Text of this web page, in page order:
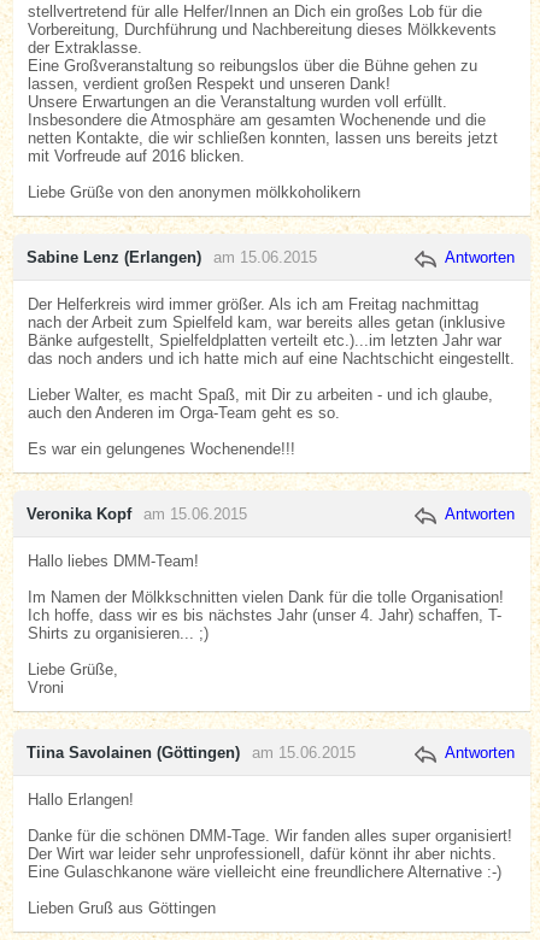
stellvertretend für alle Helfer/Innen an Dich ein großes Lob für die
Vorbereitung, Durchführung und Nachbereitung dieses Mölkkevents
der Extraklasse.
Eine Großveranstaltung so reibungslos über die Bühne gehen zu
lassen, verdient großen Respekt und unseren Dank!
Unsere Erwartungen an die Veranstaltung wurden voll erfüllt.
Insbesondere die Atmosphäre am gesamten Wochenende und die
netten Kontakte, die wir schließen konnten, lassen uns bereits jetzt
mit Vorfreude auf 2016 blicken.
Liebe Grüße von den anonymen mölkkoholikern
Sabine Lenz (Erlangen) am 15.06.2015 Antworten
Der Helferkreis wird immer größer. Als ich am Freitag nachmittag
nach der Arbeit zum Spielfeld kam, war bereits alles getan (inklusive
Bänke aufgestellt, Spielfeldplatten verteilt etc.)...im letzten Jahr war
das noch anders und ich hatte mich auf eine Nachtschicht eingestellt.
Lieber Walter, es macht Spaß, mit Dir zu arbeiten - und ich glaube,
auch den Anderen im Orga-Team geht es so.
Es war ein gelungenes Wochenende!!!
Veronika Kopf am 15.06.2015 Antworten
Hallo liebes DMM-Team!
Im Namen der Mölkkschnitten vielen Dank für die tolle Organisation!
Ich hoffe, dass wir es bis nächstes Jahr (unser 4. Jahr) schaffen, T-
Shirts zu organisieren... ;)
Liebe Grüße,
Vroni
Tiina Savolainen (Göttingen) am 15.06.2015 Antworten
Hallo Erlangen!
Danke für die schönen DMM-Tage. Wir fanden alles super organisiert!
Der Wirt war leider sehr unprofessionell, dafür könnt ihr aber nichts.
Eine Gulaschkanone wäre vielleicht eine freundlichere Alternative :-)
Lieben Gruß aus Göttingen